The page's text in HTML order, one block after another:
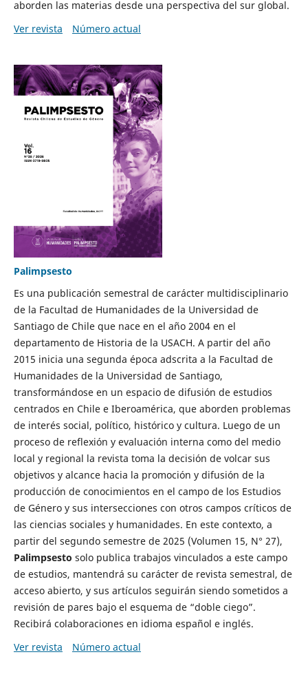
aborden las materias desde una perspectiva del sur global.
Ver revista
Número actual
Palimpsesto
Es una publicación semestral de carácter multidisciplinario
de la Facultad de Humanidades de la Universidad de
Santiago de Chile que nace en el año 2004 en el
departamento de Historia de la USACH. A partir del año
2015 inicia una segunda época adscrita a la Facultad de
Humanidades de la Universidad de Santiago,
transformándose en un espacio de difusión de estudios
centrados en Chile e Iberoamérica, que aborden problemas
de interés social, político, histórico y cultura. Luego de un
proceso de reflexión y evaluación interna como del medio
local y regional la revista toma la decisión de volcar sus
objetivos y alcance hacia la promoción y difusión de la
producción de conocimientos en el campo de los Estudios
de Género y sus intersecciones con otros campos críticos de
las ciencias sociales y humanidades. En este contexto, a
partir del segundo semestre de 2025 (Volumen 15, N° 27),
Palimpsesto solo publica trabajos vinculados a este campo
de estudios, mantendrá su carácter de revista semestral, de
acceso abierto, y sus artículos seguirán siendo sometidos a
revisión de pares bajo el esquema de “doble ciego”.
Recibirá colaboraciones en idioma español e inglés.
Ver revista
Número actual